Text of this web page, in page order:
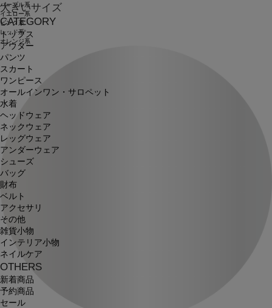
大きいサイズ
CATEGORY
トップス
アウター
パンツ
スカート
ワンピース
オールインワン・サロペット
水着
ヘッドウェア
ネックウェア
レッグウェア
アンダーウェア
シューズ
バッグ
財布
ベルト
アクセサリ
その他
雑貨小物
インテリア小物
ネイルケア
OTHERS
新着商品
予約商品
セール
パープル系
イエロー系
ピンク系
レッド系
オレンジ系